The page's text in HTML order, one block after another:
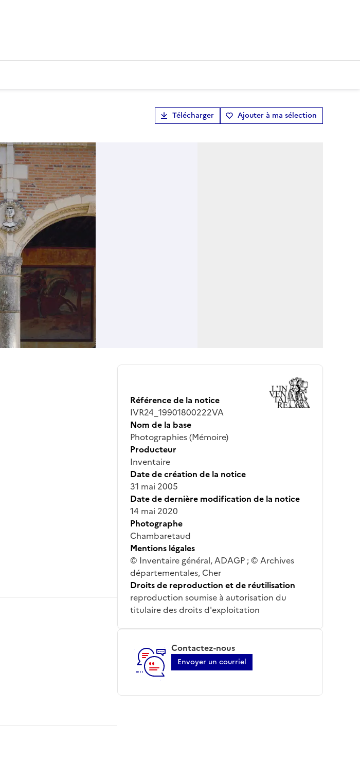
Télécharger Ajouter à ma sélection
Référence de la notice
IVR24_19901800222VA
Nom de la base
Photographies (Mémoire)
Producteur
Inventaire
Date de création de la notice
31 mai 2005
Date de dernière modification de la notice
14 mai 2020
Photographe
Chambaretaud
Mentions légales
© Inventaire général, ADAGP ; © Archives
départementales, Cher
Droits de reproduction et de réutilisation
reproduction soumise à autorisation du
titulaire des droits d'exploitation
Contactez-nous
Envoyer un courriel